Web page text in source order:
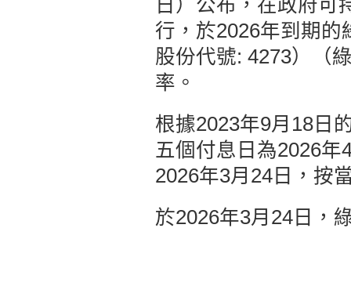
日）公布，在政府可
行，於2026年到期的
股份代號: 4273）（
率。
根據2023年9月18日
五個付息日為2026
2026年3月24日，按
於2026年3月24日，